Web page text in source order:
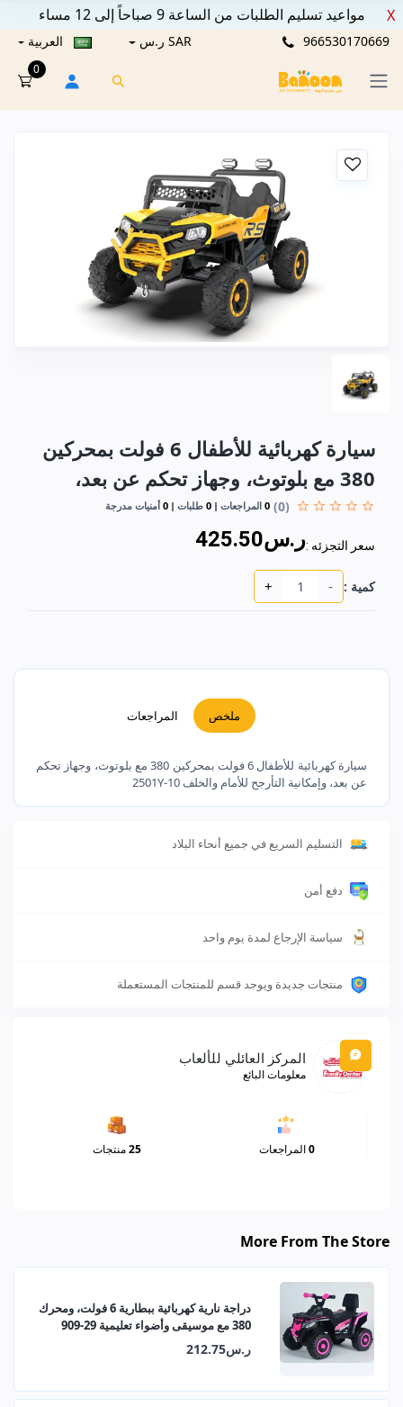
مواعيد تسليم الطلبات من الساعة 9 صباحاً إلى 12 مساء X
966530170669 SAR ر.س العربية
0
سيارة كهربائية للأطفال 6 فولت بمحركين
380 مع بلوتوث، وجهاز تحكم عن بعد،
(0)
0 المراجعات 0 طلبات 0 أمنيات مدرجة
سعر التجزئه :ر.س425.50
كمية : -
+
ملخص المراجعات
سيارة كهربائية للأطفال 6 فولت بمحركين 380 مع بلوتوث، وجهاز تحكم
عن بعد، وإمكانية التأرجح للأمام والخلف 10-2501Y
التسليم السريع في جميع أنحاء البلاد
دفع أمن
سياسة الإرجاع لمدة يوم واحد
منتجات جديدة ويوجد قسم للمنتجات المستعملة
المركز العائلي للألعاب
معلومات البائع
0المراجعات 25منتجات
More From The Store
دراجة نارية كهربائية ببطارية 6 فولت، ومحرك
380 مع موسيقى وأضواء تعليمية 29-909
ر.س212.75